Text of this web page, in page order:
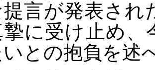
言が発表され
摯に受け止め
との抱負を述